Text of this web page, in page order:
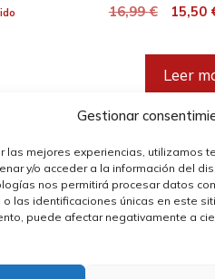
Gestionar
las mejores experiencias, utilizamos
y/o acceder a la información del
nos permitirá procesar datos
o las identificaciones únicas en este
puede afectar negativamente a
16,99€
El
16,99
15,50
Leer
de cookies
de privacidad